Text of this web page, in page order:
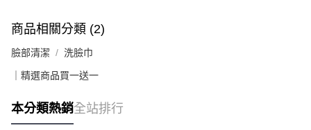
商品相關分類 (2)
臉部清潔 洗臉巾
｜精選商品買一送一
本分類熱銷全站排行